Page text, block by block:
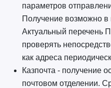
параметров
Получение возможно
Актуальный перечень
проверять
как адреса
Казпочта - получение
почтовом отделении.